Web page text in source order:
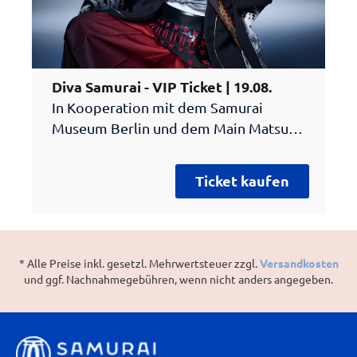
Diva Samurai - VIP Ticket | 19.08.
In Kooperation mit dem Samurai
Museum Berlin und dem Main Matsuri
Ausnahmekünstlerin Yuko Suzuhana ihr
aktuelles Projekt „SAMURAI DIVA“. Das
Debütalbum vereint in 14
japanische Klangwelten mit modernen
wie „Dark Spiral Journey“ und
Ticket kaufen
* Alle Preise inkl. gesetzl. Mehrwertsteuer zzgl.Versandkosten
und ggf. Nachnahmegebühren, wenn nicht anders angegeben.